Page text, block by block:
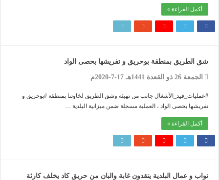
أكمل القراءة »
شق الطريق بمنطقة بوحريق و تفريشها بحصى الواد
الجمعة 26 ذو القعدة 1441هـ 17-7-2020م
#عمليات_قيد_الأشغال جانب من تهيئة وشق الطريق لخاوتنا بمنطقة #بوحريق و
تفريشها بحصى الواد ، العملية مسجلة ضمن ميزانية البلدية …
أكمل القراءة »
نواب و عمال البلدية ينقدون غابة والبان من حريق كاد يخلف كارثة